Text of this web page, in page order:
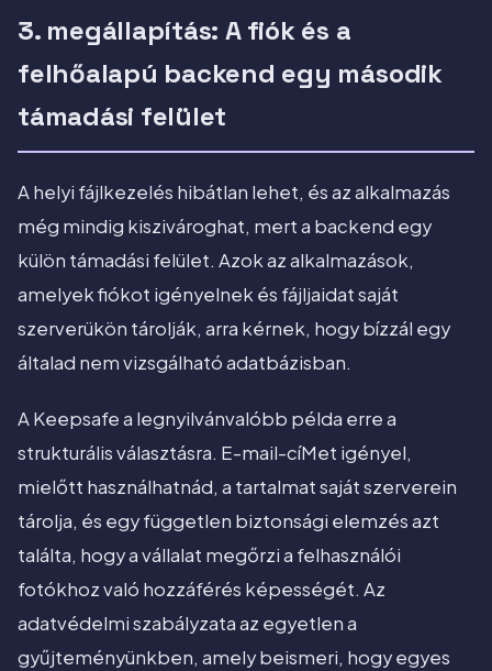
3. megállapítás: A fiók és a
felhőalapú backend egy második
támadási felület
A helyi fájlkezelés hibátlan lehet, és az alkalmazás
még mindig kiszivároghat, mert a backend egy
külön támadási felület. Azok az alkalmazások,
amelyek fiókot igényelnek és fájljaidat saját
szerverükön tárolják, arra kérnek, hogy bízzál egy
általad nem vizsgálható adatbázisban.
A Keepsafe a legnyilvánvalóbb példa erre a
strukturális választásra. E-mail-cíMet igényel,
mielőtt használhatnád, a tartalmat saját szerverein
tárolja, és egy független biztonsági elemzés azt
találta, hogy a vállalat megőrzi a felhasználói
fotókhoz való hozzáférés képességét. Az
adatvédelmi szabályzata az egyetlen a
gyűjteményünkben, amely beismeri, hogy egyes